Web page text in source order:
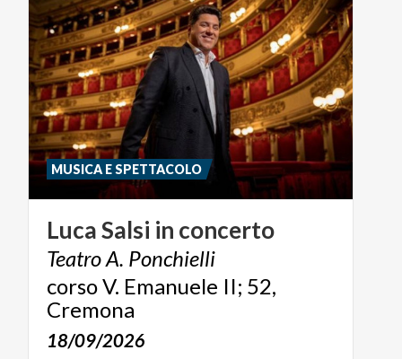
LucaSalsi in concerto
TeatroA. Ponchielli
corso V. Emanuele II; 52,
Cremona
18/09/2026
MUSICA E SPETTACOLO